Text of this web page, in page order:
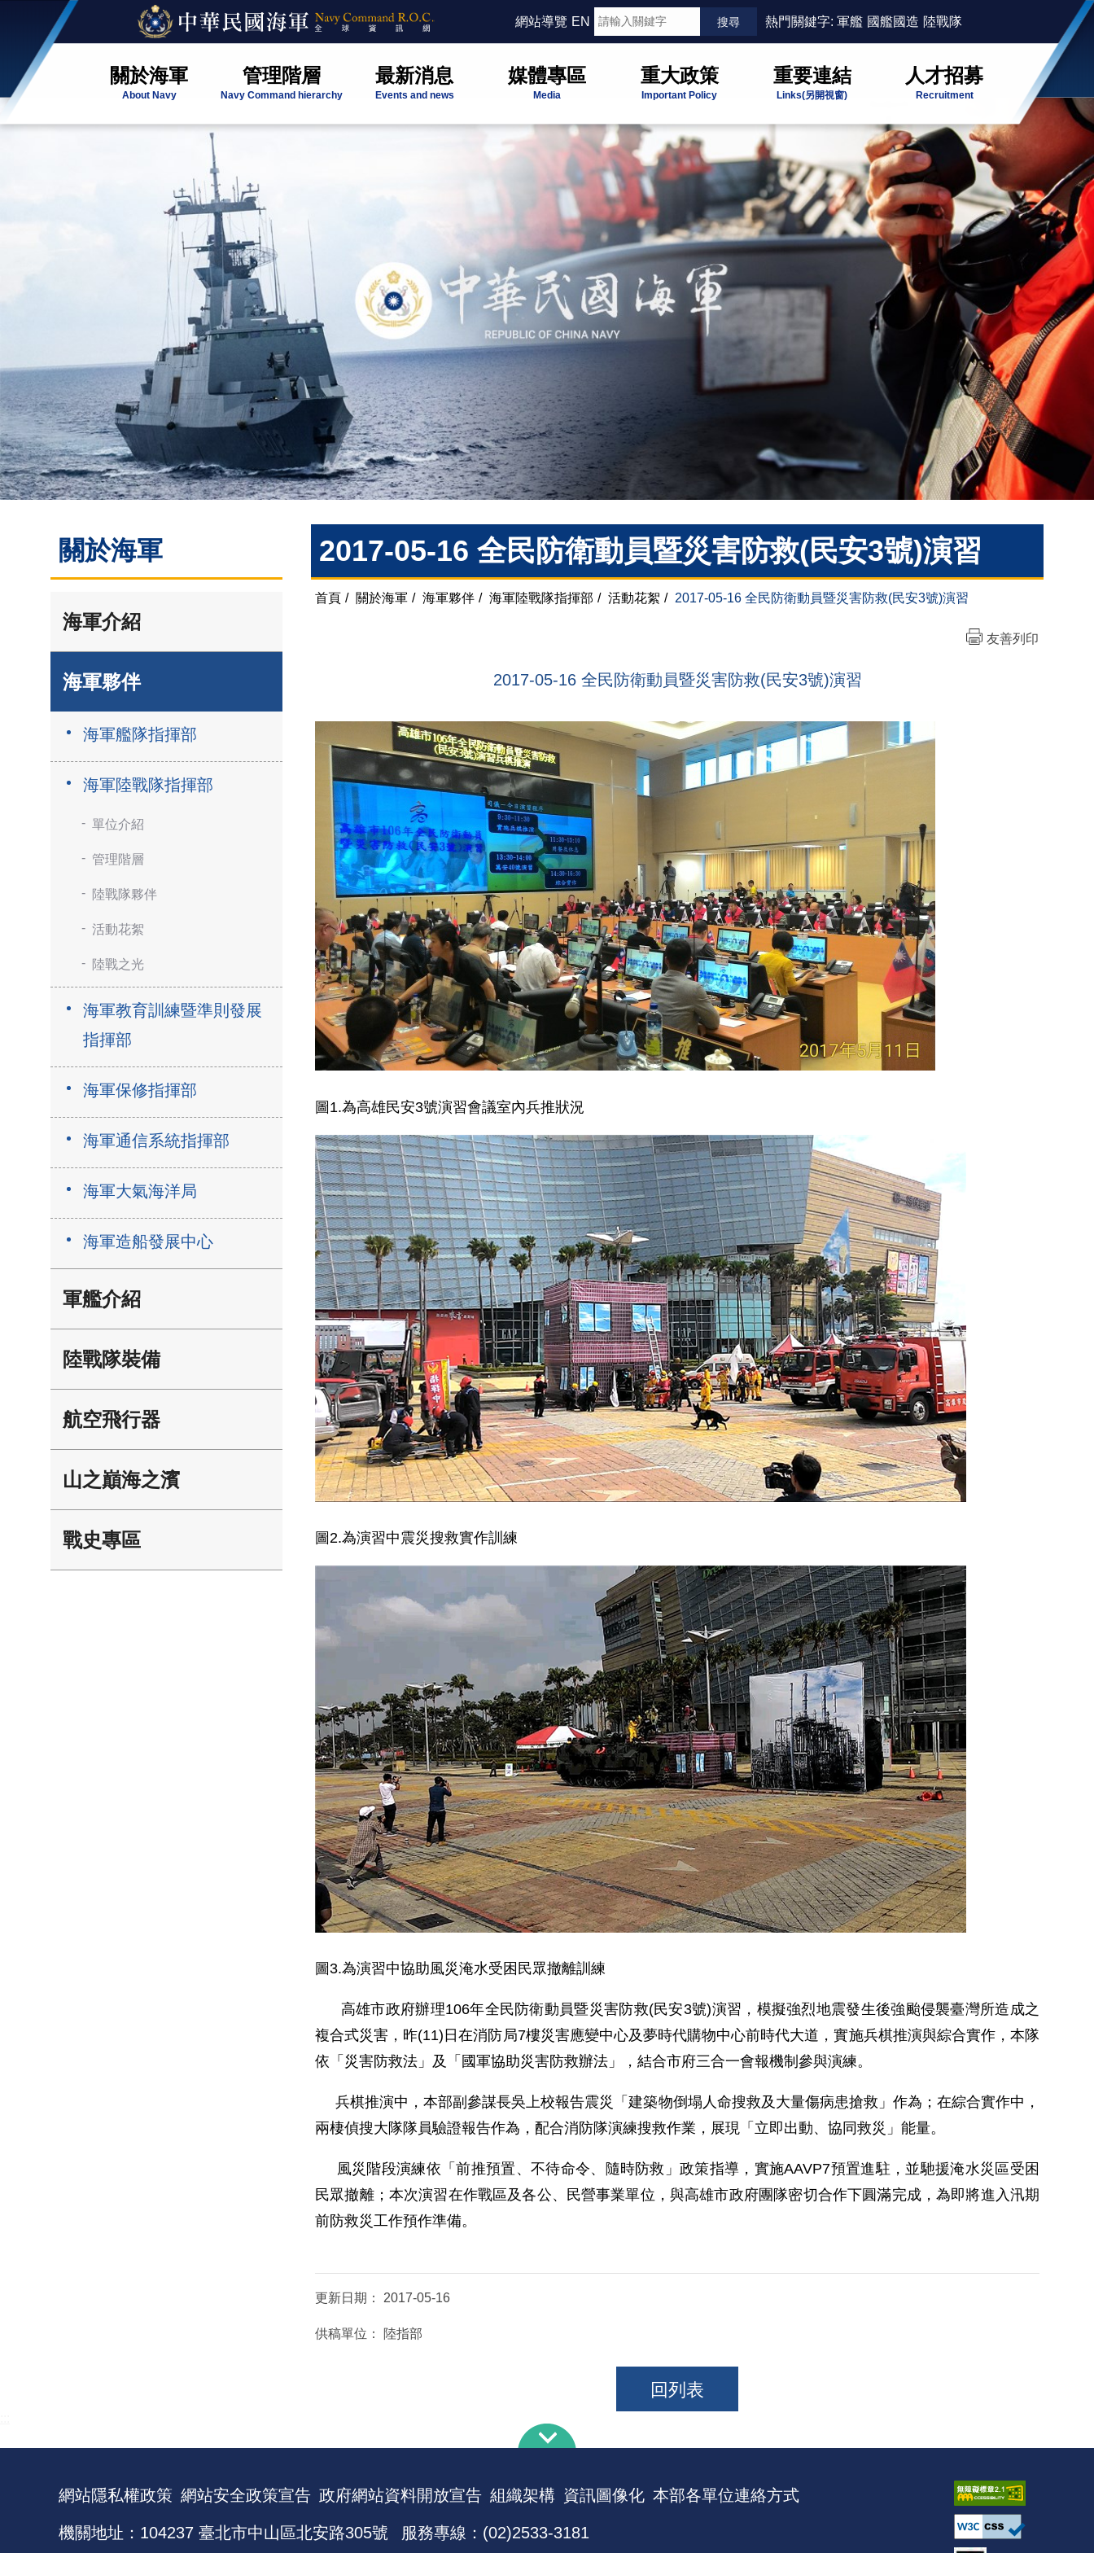
網站導覽 EN 熱門關鍵字: 軍艦 國艦國造 陸戰隊
關於海軍
About Navy
管理階層
Navy Command hierarchy
最新消息
Events and news
媒體專區
Media
重大政策
Important Policy
重要連結
Links(另開視窗)
人才招募
Recruitment
關於海軍
海軍介紹
海軍夥伴
海軍艦隊指揮部
海軍陸戰隊指揮部
單位介紹
管理階層
陸戰隊夥伴
活動花絮
陸戰之光
海軍教育訓練暨準則發展
指揮部
海軍保修指揮部
海軍通信系統指揮部
海軍大氣海洋局
海軍造船發展中心
軍艦介紹
陸戰隊裝備
航空飛行器
山之巔海之濱
戰史專區
2017-05-16 全民防衛動員暨災害防救(民安3號)演習
首頁 / 關於海軍 / 海軍夥伴 / 海軍陸戰隊指揮部 / 活動花絮 / 2017-05-16 全民防衛動員暨災害防救(民安3號)演習
友善列印
2017-05-16 全民防衛動員暨災害防救(民安3號)演習
圖1.為高雄民安3號演習會議室內兵推狀況
圖2.為演習中震災搜救實作訓練
圖3.為演習中協助風災淹水受困民眾撤離訓練
高雄市政府辦理106年全民防衛動員暨災害防救(民安3號)演習，模擬強烈地震發生後強颱侵襲臺灣所造成之
複合式災害，昨(11)日在消防局7樓災害應變中心及夢時代購物中心前時代大道，實施兵棋推演與綜合實作，本隊
依「災害防救法」及「國軍協助災害防救辦法」，結合市府三合一會報機制參與演練。
兵棋推演中，本部副參謀長吳上校報告震災「建築物倒塌人命搜救及大量傷病患搶救」作為；在綜合實作中，
兩棲偵搜大隊隊員驗證報告作為，配合消防隊演練搜救作業，展現「立即出動、協同救災」能量。
風災階段演練依「前推預置、不待命令、隨時防救」政策指導，實施AAVP7預置進駐，並馳援淹水災區受困
民眾撤離；本次演習在作戰區及各公、民營事業單位，與高雄市政府團隊密切合作下圓滿完成，為即將進入汛期
前防救災工作預作準備。
更新日期： 2017-05-16
供稿單位： 陸指部
回列表
網站隱私權政策 網站安全政策宣告 政府網站資料開放宣告 組織架構 資訊圖像化 本部各單位連絡方式
機關地址：104237 臺北市中山區北安路305號 服務專線：(02)2533-3181